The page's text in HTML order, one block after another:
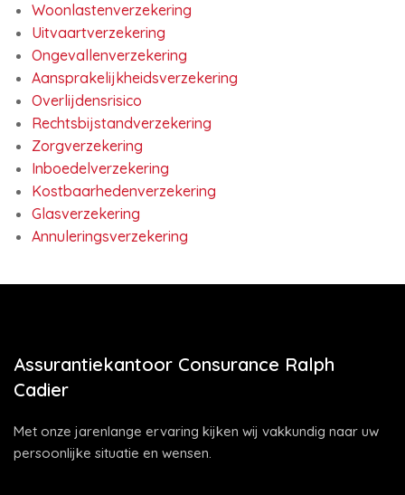
Woonlastenverzekering
Uitvaartverzekering
Ongevallenverzekering
Aansprakelijkheidsverzekering
Overlijdensrisico
Rechtsbijstandverzekering
Zorgverzekering
Inboedelverzekering
Kostbaarhedenverzekering
Glasverzekering
Annuleringsverzekering
Assurantiekantoor Consurance Ralph
Cadier
Met onze jarenlange ervaring kijken wij vakkundig naar uw
persoonlijke situatie en wensen.